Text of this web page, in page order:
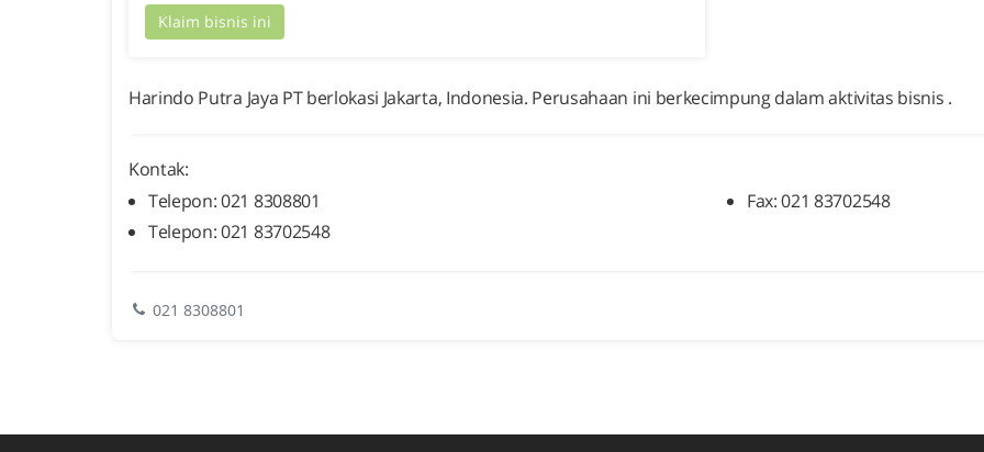
Klaim bisnis ini
Harindo Putra Jaya PT berlokasi Jakarta, Indonesia. Perusahaan ini berkecimpung dalam aktivitas bisnis .
Kontak:
Telepon: 021 8308801
Telepon: 021 83702548
Fax: 021 83702548
021 8308801